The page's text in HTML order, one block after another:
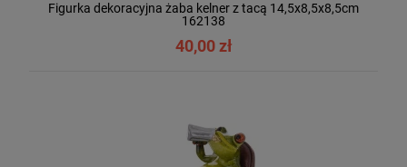
Figurka dekoracyjna żaba kelner z tacą 14,5x8,5x8,5cm
162138
40,00 zł